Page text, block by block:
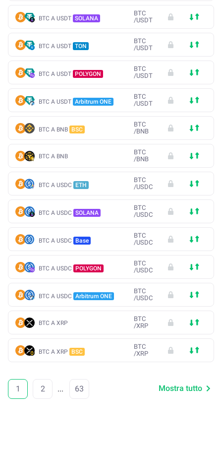
BTC A USDT SOLANA
BTC
/USDT
BTC A USDT TON
BTC
/USDT
BTC A USDT POLYGON
BTC
/USDT
BTC A USDT Arbitrum ONE
BTC
/USDT
BTC A BNB BSC
BTC
/BNB
BTC A BNB
BTC
/BNB
BTC A USDC ETH
BTC
/USDC
BTC A USDC SOLANA
BTC
/USDC
BTC A USDC Base
BTC
/USDC
BTC A USDC POLYGON
BTC
/USDC
BTC A USDC Arbitrum ONE
BTC
/USDC
BTC A XRP
BTC
/XRP
BTC A XRP BSC
BTC
/XRP
1 2 ... 63 Mostra tutto